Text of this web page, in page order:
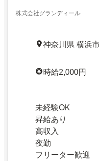
株式会社グランディール
神奈川県 横浜
時給2,000円
未経験OK
昇給あり
高収入
夜勤
フリーター歓迎